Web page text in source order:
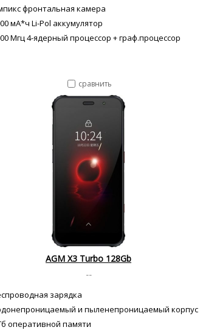
фронтальная камера
мА*ч Li-Pol аккумулятор
Мгц 4-ядерный процессор + граф.процессор
сравнить
AGM X3 Turbo 128Gb
--
зарядка
и пыленепроницаемый корпус
оперативной памяти